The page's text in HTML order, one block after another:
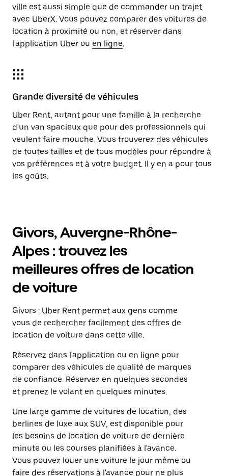
ville est aussi simple que de commander un trajet
avec UberX. Vous pouvez comparer des voitures de
location à proximité ou non, et réserver dans
l'application Uber ou en ligne.
Grande diversité de véhicules
Uber Rent, autant pour une famille à la recherche
d'un van spacieux que pour des professionnels qui
veulent faire mouche. Vous trouverez des véhicules
de toutes tailles et de tous modèles pour répondre à
vos préférences et à votre budget. Il y en a pour tous
les goûts.
Givors, Auvergne-Rhône-
Alpes : trouvez les
meilleures offres de location
de voiture
Givors : Uber Rent permet aux gens comme
vous de rechercher facilement des offres de
location de voiture dans cette ville.
Réservez dans l'application ou en ligne pour
comparer des véhicules de qualité de marques
de confiance. Réservez en quelques secondes
et prenez le volant en quelques minutes.
Une large gamme de voitures de location, des
berlines de luxe aux SUV, est disponible pour
les besoins de location de voiture de dernière
minute ou les courses planifiées à l'avance.
Vous pouvez louer une voiture le jour même ou
faire des réservations à l'avance pour ne plus